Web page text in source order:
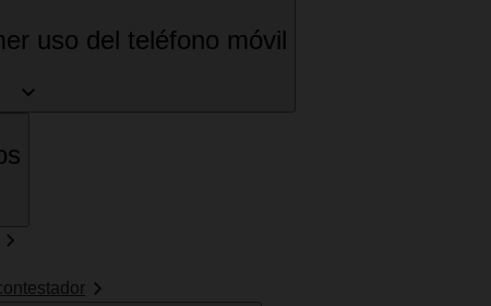
uso del teléfono móvil